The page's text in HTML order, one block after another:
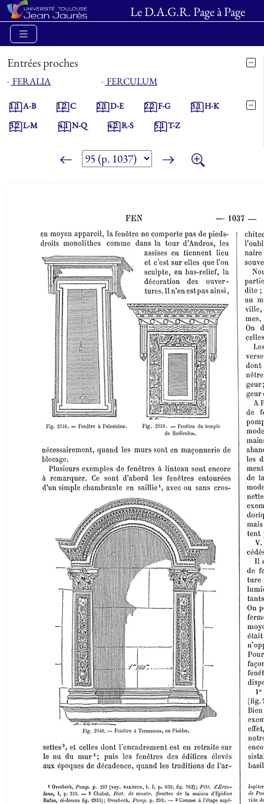
Le D.A.G.R. Page à Page
Entrées proches
⋅ FERALIA ⋅ FERCULUM
1.1A-B 1.2C 2.1D-E 2.2F-G 3.1H-K
3.2L-M 4.1N-Q 4.2R-S 5.1T-Z